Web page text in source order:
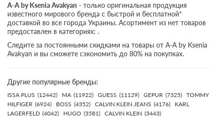
A-A by Ksenia Avakyan - только оригинальная продукция
известного мирового бренда с быстрой и бесплатной*
доставкой во все города Украины. Асортимент из нет товаров
предоставлен в категориях: .
Следите за постоянными скидками на товары от A-A by Ksenia
Avakyan и вы сможете сэкономить до 80% на покупках.
Другие популярные бренды:
ISSA PLUS (12442) MA (11922) GUESS (11129) GEPUR (7325) TOMMY
HILFIGER (6924) BOSS (4352) CALVIN KLEIN JEANS (4176)
KARL
LAGERFELD (4042) HUGO (3581) CALVIN KLEIN (3443)